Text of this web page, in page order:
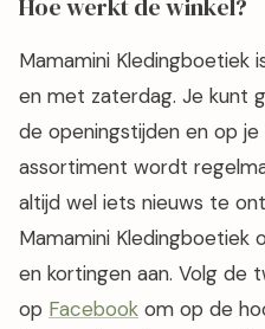
Hoe werkt de winkel?
Mamamini Kledingboetiek
en met zaterdag. Je kunt
de openingstijden en op
assortiment wordt
altijd wel iets nieuws te
Mamamini Kledingboetiek
en kortingen aan. Volg de
op Facebook om op de